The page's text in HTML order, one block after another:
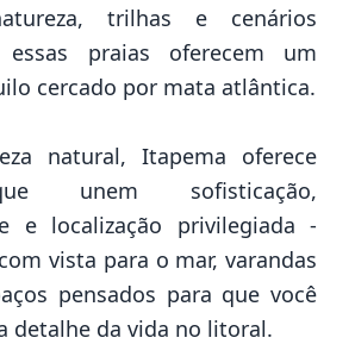
trilhas e cenários
essas praias oferecem um
cercado por mata atlântica.
natural, Itapema oferece
unem sofisticação,
e localização privilegiada -
vista para o mar, varandas
pensados para que você
detalhe da vida no litoral.